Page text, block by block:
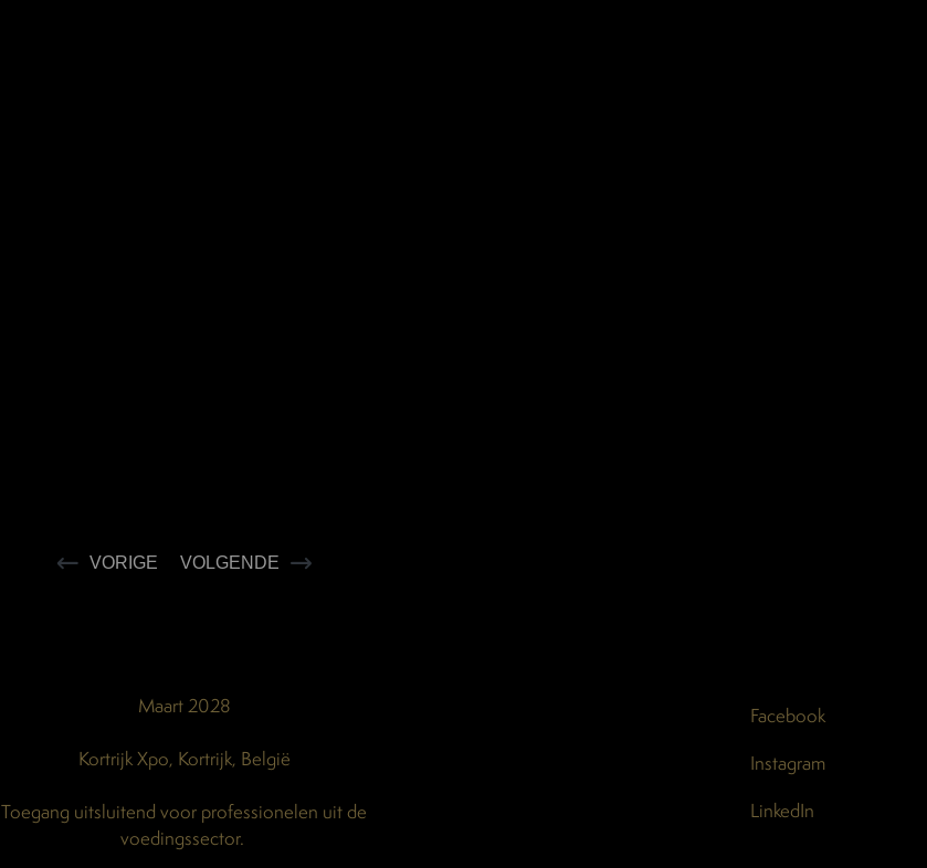
VORIGE VOLGENDE
Maart 2028
Kortrijk Xpo, Kortrijk, België
Toegang uitsluitend voor professionelen uit de
voedingssector.
Facebook
Instagram
LinkedIn